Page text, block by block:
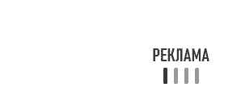
Практически каждый знает, что
покупатель вправе в течение 14